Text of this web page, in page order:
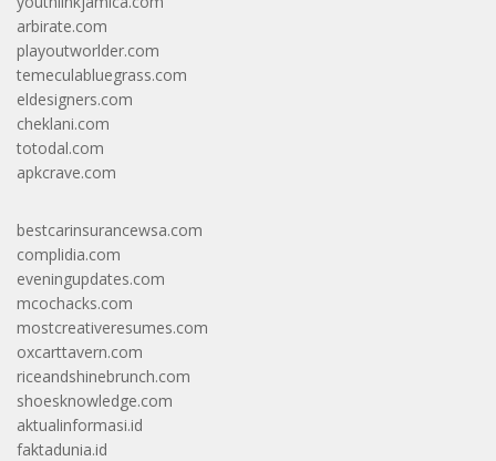
arbirate.com
playoutworlder.com
temeculabluegrass.com
eldesigners.com
cheklani.com
totodal.com
apkcrave.com
bestcarinsurancewsa.com
complidia.com
eveningupdates.com
mcochacks.com
mostcreativeresumes.com
oxcarttavern.com
riceandshinebrunch.com
shoesknowledge.com
aktualinformasi.id
faktadunia.id